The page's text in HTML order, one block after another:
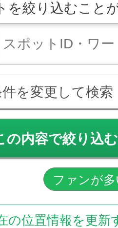
を絞り込むこと
件を変更して検索
の内容で絞り込む
の位置情報を更新